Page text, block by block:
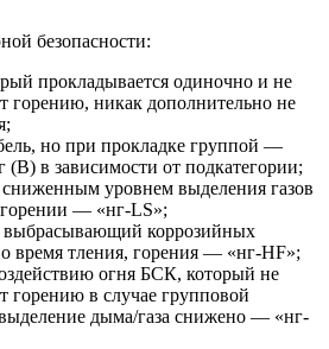
безопасности:
прокладывается одиночно и не
горению, никак дополнительно не
но при прокладке группой —
в зависимости от подкатегории;
уровнем выделения газов
— «нг-LS»;
выбрасывающий коррозийных
время тления, горения — «нг-HF»;
огня БСК, который не
горению в случае групповой
дыма/газа снижено — «нг-